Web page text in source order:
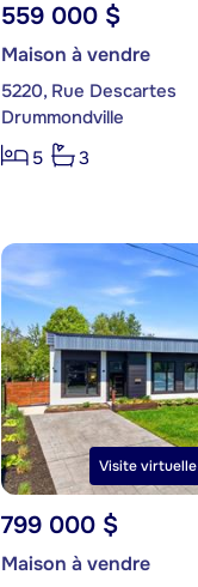
559 000 $
Maison à vendre
5220, Rue Descartes
Drummondville
5
3
Visite virtuelle
799 000 $
Maison à vendre